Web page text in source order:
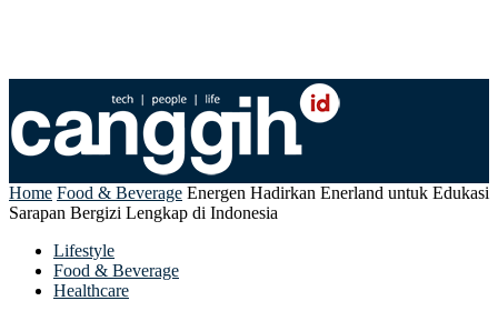
Home Food & Beverage Energen Hadirkan Enerland untuk Edukasi
Sarapan Bergizi Lengkap di Indonesia
Lifestyle
Food & Beverage
Healthcare